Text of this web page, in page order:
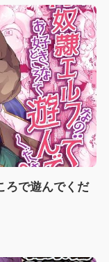
ろで遊んでくだ